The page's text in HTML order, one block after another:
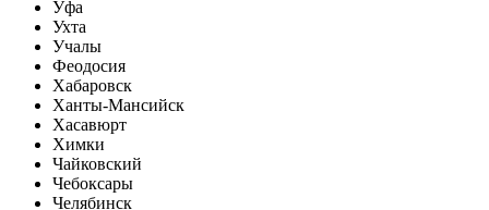
Уфа
Ухта
Учалы
Феодосия
Хабаровск
Ханты-Мансийск
Хасавюрт
Химки
Чайковский
Чебоксары
Челябинск